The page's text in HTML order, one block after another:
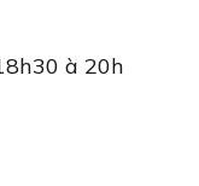
à 20h